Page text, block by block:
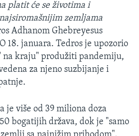
platit će se životima i
zemljama
Adhanom Ghebreyesus
18. januara. Tedros je upozorio
na kraju" produžiti pandemiju,
za njeno suzbijanje i
je više od 39 miliona doza
bogatijih država, dok je "samo